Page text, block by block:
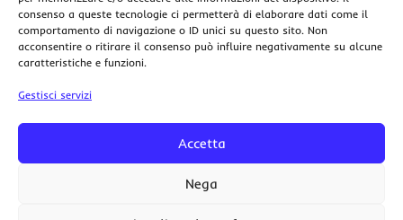
consenso a queste tecnologie ci permetterà di elaborare dati come il
comportamento di navigazione o ID unici su questo sito. Non
acconsentire o ritirare il consenso può influire negativamente su alcune
caratteristiche e funzioni.
Gestisci servizi
Accetta
Nega
Viale Aprilia, 4
47924 Rimini RN
Copyright © 2026 – Hotel Okinawa di De Simone Tatiana – Viale Aprilia, 4